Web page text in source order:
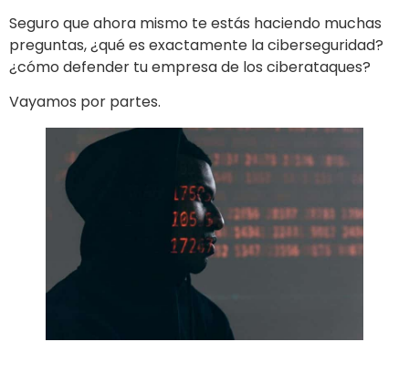
Seguro que ahora mismo te estás haciendo muchas
preguntas, ¿qué es exactamente la ciberseguridad?
¿cómo defender tu empresa de los ciberataques?
Vayamos por partes.